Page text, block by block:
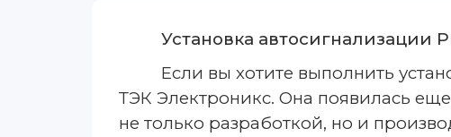
Установка автосигнализации
Если вы хотите выполнить
ТЭК Электроникс. Она появилась
не только разработкой, но и